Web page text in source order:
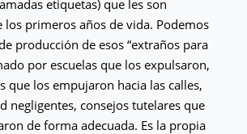
etiquetas) que les son
los primeros años de vida. Podemos
producción de esos “extraños para
por escuelas que los expulsaron,
que los empujaron hacia las calles,
negligentes, consejos tutelares que
de forma adecuada. Es la propia